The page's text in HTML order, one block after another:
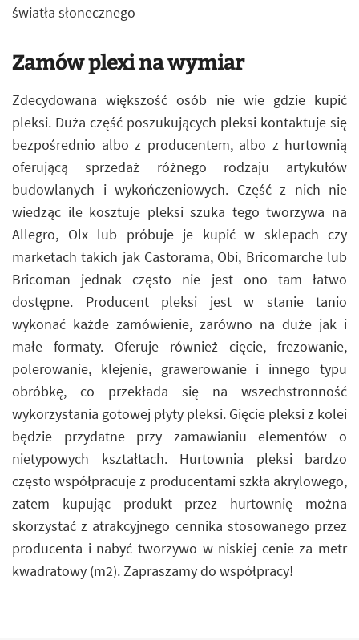
światła słonecznego
Zamów plexi na wymiar
Zdecydowana większość osób nie wie gdzie kupić
pleksi. Duża część poszukujących pleksi kontaktuje się
bezpośrednio albo z producentem, albo z hurtownią
oferującą sprzedaż różnego rodzaju artykułów
budowlanych i wykończeniowych. Część z nich nie
wiedząc ile kosztuje pleksi szuka tego tworzywa na
Allegro, Olx lub próbuje je kupić w sklepach czy
marketach takich jak Castorama, Obi, Bricomarche lub
Bricoman jednak często nie jest ono tam łatwo
dostępne. Producent pleksi jest w stanie tanio
wykonać każde zamówienie, zarówno na duże jak i
małe formaty. Oferuje również cięcie, frezowanie,
polerowanie, klejenie, grawerowanie i innego typu
obróbkę, co przekłada się na wszechstronność
wykorzystania gotowej płyty pleksi. Gięcie pleksi z kolei
będzie przydatne przy zamawianiu elementów o
nietypowych kształtach. Hurtownia pleksi bardzo
często współpracuje z producentami szkła akrylowego,
zatem kupując produkt przez hurtownię można
skorzystać z atrakcyjnego cennika stosowanego przez
producenta i nabyć tworzywo w niskiej cenie za metr
kwadratowy (m2). Zapraszamy do współpracy!